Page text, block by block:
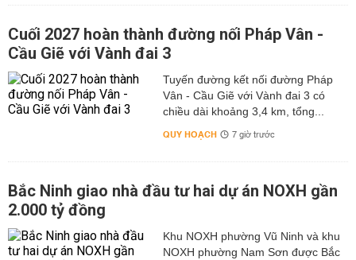
Cuối 2027 hoàn thành đường nối Pháp Vân -
Cầu Giẽ với Vành đai 3
Tuyến đường kết nối đường Pháp
Vân - Cầu Giẽ với Vành đai 3 có
chiều dài khoảng 3,4 km, tổng...
QUY HOẠCH 7 giờ trước
Bắc Ninh giao nhà đầu tư hai dự án NOXH gần
2.000 tỷ đồng
Khu NOXH phường Vũ Ninh và khu
NOXH phường Nam Sơn được Bắc